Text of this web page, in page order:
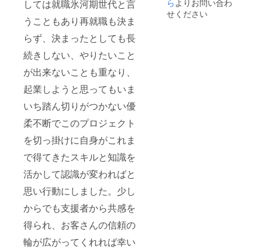
しては就職氷河期世代と言
うこともあり再就職も決ま
らず、決まったとしても長
続きしない、やりたいこと
が出来ないことも重なり、
起業しようと思ってもいま
いち踏ん切りがつかない優
柔不断でこのプロジェクト
を切っ掛けに自身がこれま
で得てきたスキルと知識を
活かして認識が変わればと
思い行動にしました。少し
からでも支援者から共感を
得られ、お客さんの信頼の
輪が広がってくれれば幸い
らよりお問い合わ
せください